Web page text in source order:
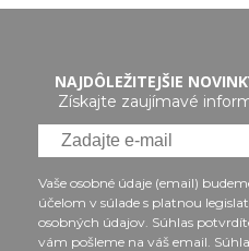
NAJDÔLEŽITEJŠIE
Získajte zaujímavé
Vaše osobné údaje (email)
účelom v súlade s platnou
osobných údajov. Súhlas
vám pošleme na váš email.